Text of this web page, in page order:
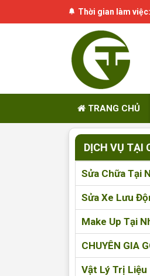
Thời gian làm
TRANG CHỦ
DỊCH VỤ TẠI
Sửa Chữa Tại
Sửa Xe Lưu
Make Up Tại
CHUYÊN GIA
Vật Lý Trị Liệu